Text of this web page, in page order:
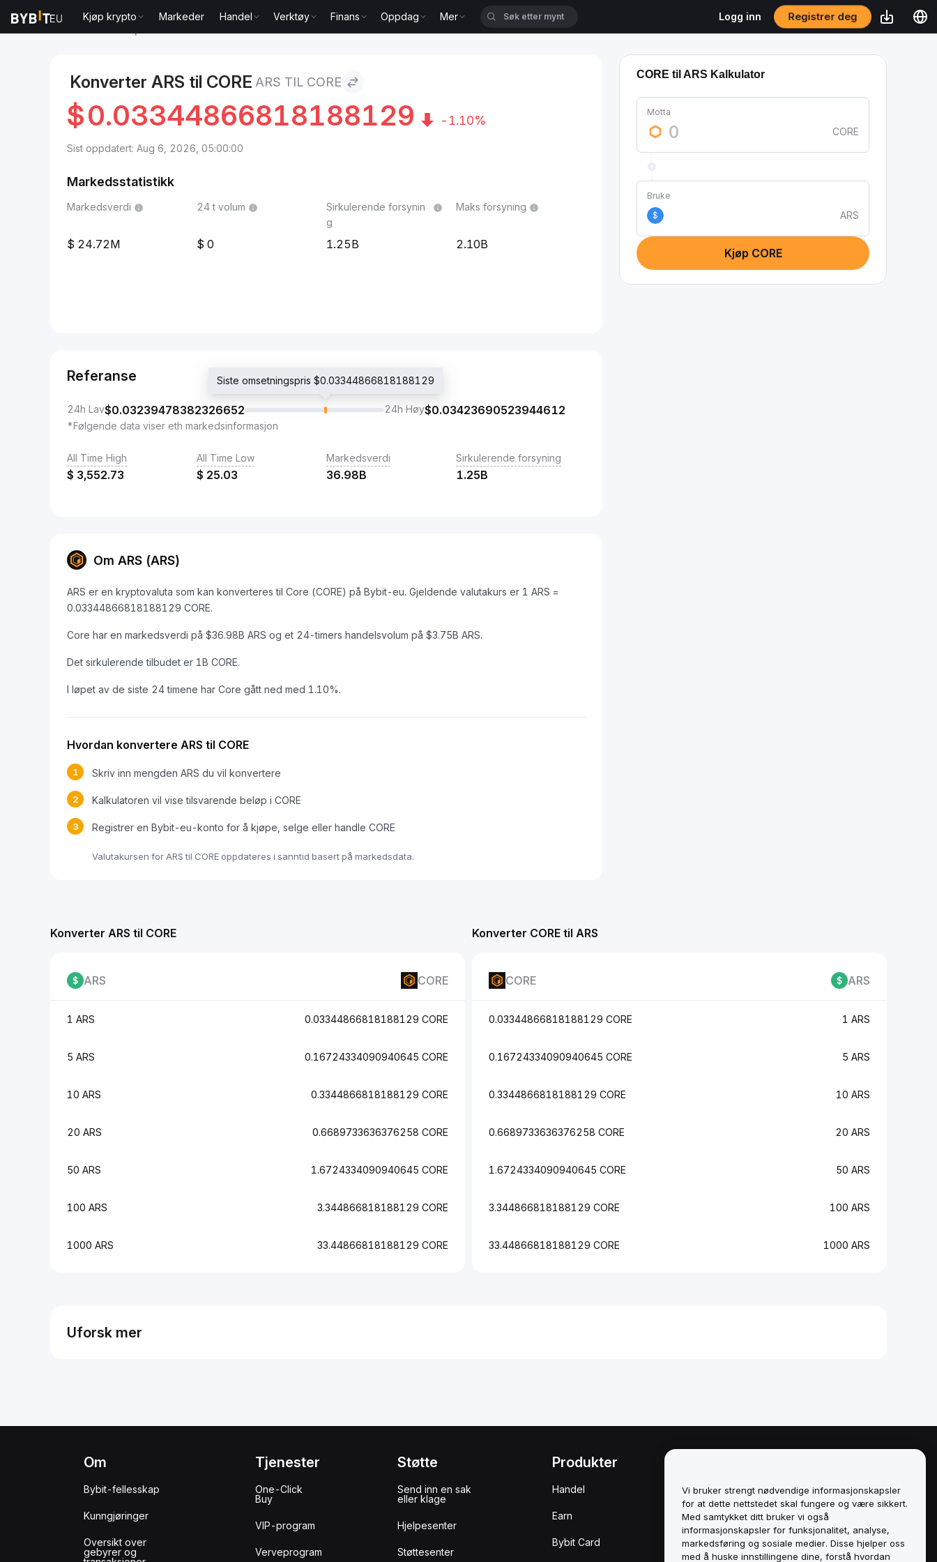
Kjøp krypto Markeder Handel Verktøy Finans Oppdag Mer Logg inn
Registrer deg
Konverter ARS til CORE ARS TIL CORE
$0.03344866818188129 -1.10%
Sist oppdatert: Aug 6, 2026, 05:00:00
Markedsstatistikk
Markedsverdi
24.72M
24 t volum
0
Sirkulerende forsynin
g
1.25B
Maks forsyning
2.10B
Referanse
24h Lav$0.03239478382326652
Siste omsetningspris $0.03344866818188129
24h Høy$0.03423690523944612
*Følgende data viser eth markedsinformasjon
All Time High
$ 3,552.73
All Time Low
$ 25.03
Markedsverdi
36.98B
Sirkulerende forsyning
1.25B
Om ARS (ARS)
ARS er en kryptovaluta som kan konverteres til Core (CORE) på Bybit-eu. Gjeldende valutakurs er 1 ARS =
0.03344866818188129 CORE.
Core har en markedsverdi på $36.98B ARS og et 24-timers handelsvolum på $3.75B ARS.
Det sirkulerende tilbudet er 1B CORE.
I løpet av de siste 24 timene har Core gått ned med 1.10%.
Hvordan konvertere ARS til CORE
1 Skriv inn mengden ARS du vil konvertere
2 Kalkulatoren vil vise tilsvarende beløp i CORE
3 Registrer en Bybit-eu-konto for å kjøpe, selge eller handle CORE
Valutakursen for ARS til CORE oppdateres i sanntid basert på markedsdata.
CORE til ARS Kalkulator
Motta
CORE
Bruke
$
ARS
Kjøp CORE
Konverter CORE til ARS
CORE ARS
0.03344866818188129 CORE 1 ARS
0.16724334090940645 CORE 5 ARS
0.3344866818188129 CORE 10 ARS
0.6689733636376258 CORE 20 ARS
1.6724334090940645 CORE 50 ARS
3.344866818188129 CORE 100 ARS
33.44866818188129 CORE 1000 ARS
Konverter ARS til CORE
ARS CORE
1 ARS 0.03344866818188129 CORE
5 ARS 0.16724334090940645 CORE
10 ARS 0.3344866818188129 CORE
20 ARS 0.6689733636376258 CORE
50 ARS 1.6724334090940645 CORE
100 ARS 3.344866818188129 CORE
1000 ARS 33.44866818188129 CORE
Uforsk mer
Om
Bybit-fellesskap
Kunngjøringer
Oversikt over
gebyrer og
Tjenester
One-Click
Buy
VIP-program
Verveprogram
Støtte
Send inn en sak
eller klage
Hjelpesenter
Støttesenter
Produkter
Handel
Earn
Bybit Card
Retningslinjer for
interessekonflikter
Sammendrag av retningslinjene for
oppbevaring og administrasjon
Vi bruker strengt nødvendige informasjonskapsler
for at dette nettstedet skal fungere og være sikkert.
Med samtykket ditt bruker vi også
informasjonskapsler for funksjonalitet, analyse,
markedsføring og sosiale medier. Disse hjelper oss
med å huske innstillingene dine, forstå hvordan